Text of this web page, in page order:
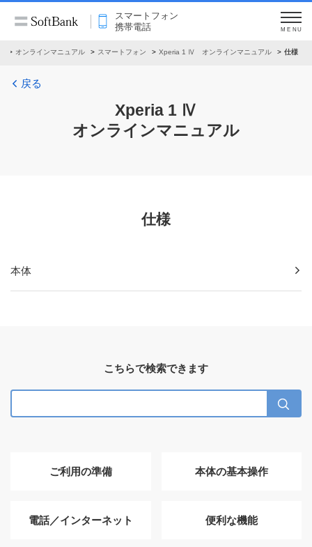
スマートフォン
携帯電話
MENU
オンラインマニュアル スマートフォン Xperia 1 Ⅳ オンラインマニュアル 仕様
戻る
Xperia 1 Ⅳ
オンラインマニュアル
仕様
本体
こちらで検索できます
ご利用の準備 本体の基本操作
電話／インターネット 便利な機能